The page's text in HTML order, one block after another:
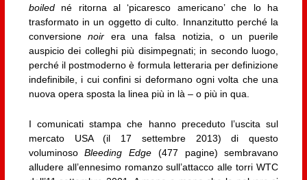
boiledné ritorna al ‘picaresco americano’ che lo ha
trasformato in un oggetto di culto. Innanzitutto perché la
conversionenoir era una falsa notizia, o un puerile
auspicio dei colleghi più disimpegnati; in secondo luogo,
perché il postmoderno è formula letteraria per definizione
indefinibile, i cui confini si deformano ogni volta che una
nuova opera sposta la linea più in là – o più in qua.
I comunicati stampa che hanno preceduto l’uscita sul
mercato USA (il 17 settembre 2013) di questo
voluminosoBleeding Edge (477 pagine) sembravano
alludere all’ennesimo romanzo sull’attacco alle torri WTC